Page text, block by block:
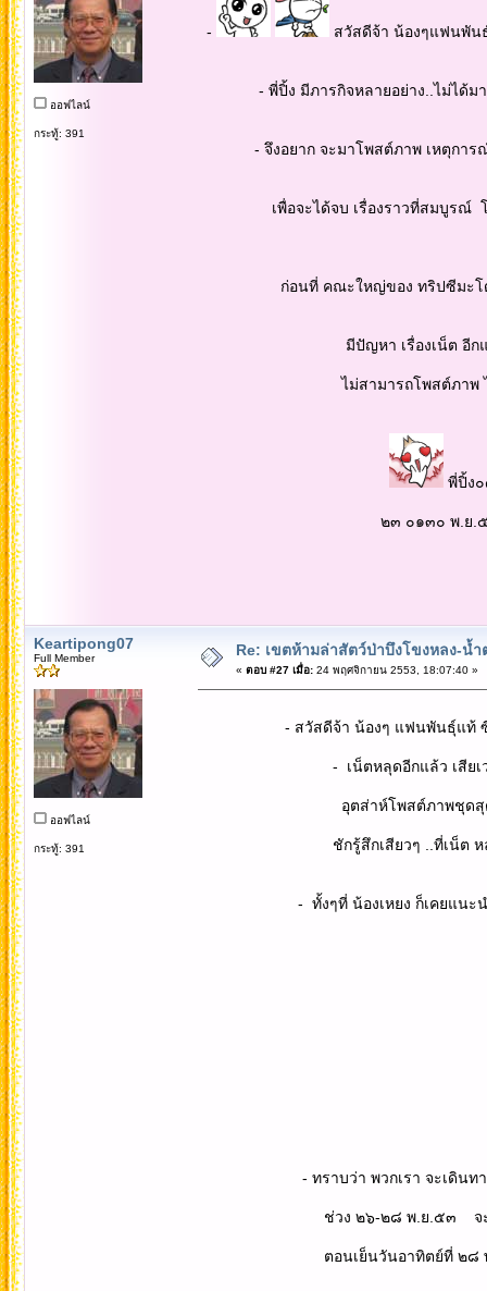
ออฟไลน์
กระทู้: 391
- สวัสดีจ้า น้องๆแฟนพัน
- พี่ปิ้ง มีภารกิจหลายอย่าง..ไม่ได้มาเ
- จึงอยาก จะมาโพสต์ภาพ เหตุการณ์ไ
เพื่อจะได้จบ เรื่องราวที่สมบูรณ์ โดยเ
ก่อนที่ คณะใหญ่ของ ทริปซีมะโด่ง
มีปัญหา เรื่องเน็ต อีกแล้
ไม่สามารถโพสต์ภาพ ได้...มัน
พี่ปิ้ง
๒๓ ๐๑๓๐ พ.ย.๕
Keartipong07
Full Member
ออฟไลน์
กระทู้: 391
Re: เขตห้ามล่าสัตว์ป่าบึงโขงหลง-น้
« ตอบ #27 เมื่อ:24 พฤศจิกายน 2553, 18:07:40 »
- สวัสดีจ้า น้องๆ แฟนพันธุ์แท้ ซีม
- เน็ตหลุดอีกแล้ว เสียเวลา
อุตส่าห์โพสต์ภาพชุดสุดท้ายของ
ชักรู้สึกเสียวๆ ..ที่เน็ต หลุดบ่อยม
- ทั้งๆที่ น้องเหยง ก็เคยแนะนำวิธีป้อ
- ทราบว่า พวกเรา จะเดินทางไปเ
ช่วง ๒๖-๒๘ พ.ย.๕๓ จะพักที่โรง
ตอนเย็นวันอาทิตย์ที่ ๒๘ พ.